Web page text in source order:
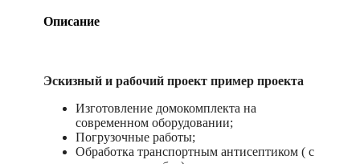
Описание
Эскизный и рабочий проект пример проекта
Изготовление домокомплекта на
современном оборудовании;
Погрузочные работы;
Обработка транспортным антисептиком ( с